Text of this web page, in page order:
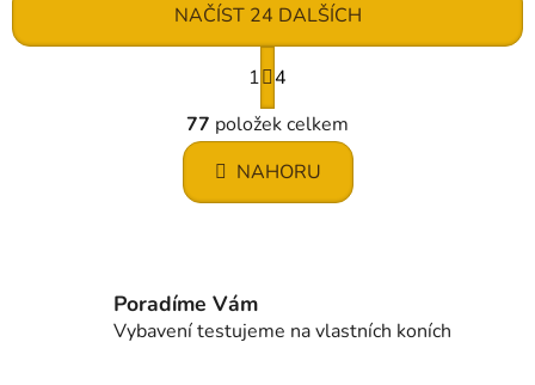
O
v
l
á
d
r
NAČÍST 24 DALŠÍCH
S
t
r
á
n
k
1 4
77 položek celkem
NAHORU
Poradíme Vám
Vybavení testujeme na vlastních koních